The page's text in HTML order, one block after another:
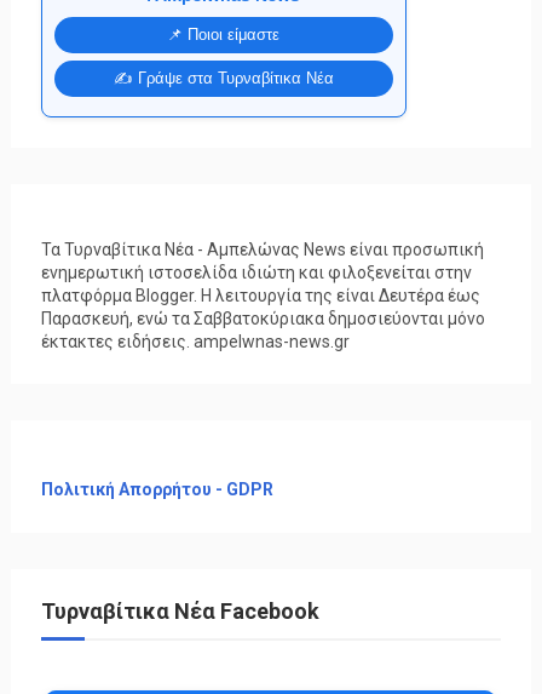
📌 Ποιοι είμαστε
✍️ Γράψε στα Τυρναβίτικα Νέα
Τα Τυρναβίτικα Νέα - Αμπελώνας News είναι προσωπική
ενημερωτική ιστοσελίδα ιδιώτη και φιλοξενείται στην
πλατφόρμα Blogger. Η λειτουργία της είναι Δευτέρα έως
Παρασκευή, ενώ τα Σαββατοκύριακα δημοσιεύονται μόνο
έκτακτες ειδήσεις. ampelwnas-news.gr
Πολιτική Απορρήτου - GDPR
Τυρναβίτικα Νέα Facebook